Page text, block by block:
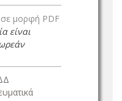
σε μορφή PDF
είναι